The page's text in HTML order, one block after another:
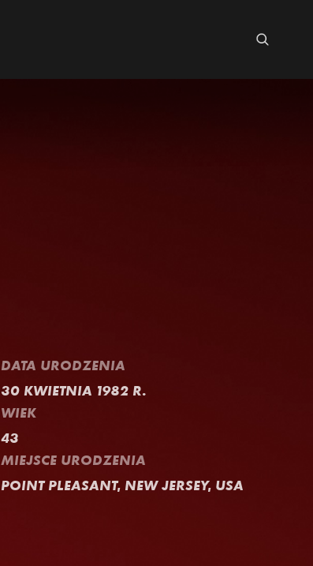
DATA URODZENIA
30 KWIETNIA 1982 R.
WIEK
43
MIEJSCE URODZENIA
POINT PLEASANT, NEW JERSEY, USA